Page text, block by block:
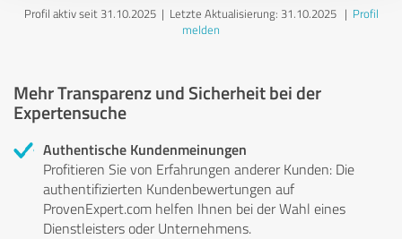
Profil aktiv seit 31.10.2025 | Letzte Aktualisierung: 31.10.2025| Profil
melden
Mehr Transparenz und Sicherheit bei der
Expertensuche
Authentische Kundenmeinungen
Profitieren Sie von Erfahrungen anderer Kunden: Die
authentifizierten Kundenbewertungen auf
ProvenExpert.com helfen Ihnen bei der Wahl eines
Dienstleisters oder Unternehmens.